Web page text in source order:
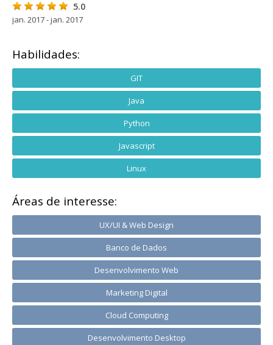
5.0
jan. 2017 - jan. 2017
Habilidades:
GIT
Java
Python
Javascript
Linux
Áreas de interesse:
UX/UI & Web Design
Banco de Dados
Desenvolvimento Web
Marketing Digital
Cloud Computing
Desenvolvimento Desktop